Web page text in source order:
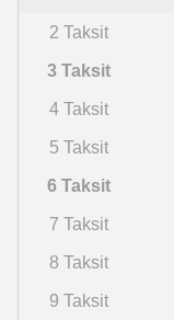
2 Taksit
3 Taksit
4 Taksit
5 Taksit
6 Taksit
7 Taksit
8 Taksit
9 Taksit